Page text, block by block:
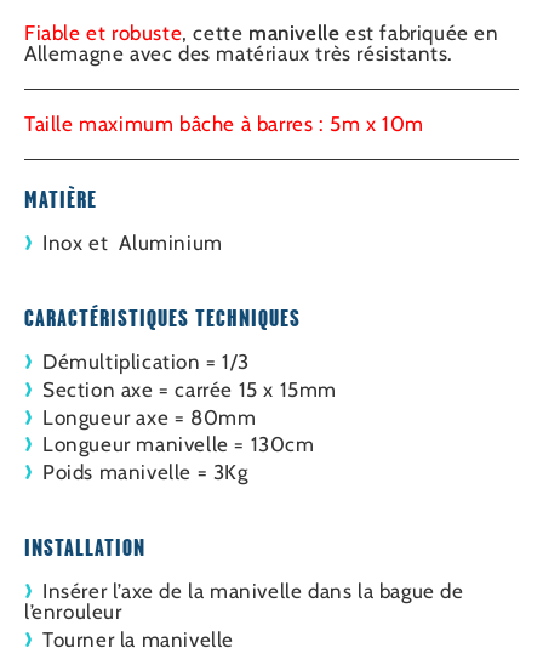
Fiable et robuste, cette manivelle est fabriquée en
Allemagne avec des matériaux très résistants.
Taille maximum bâche à barres : 5m x 10m
MATIÈRE
Inox et Aluminium
CARACTÉRISTIQUES TECHNIQUES
Démultiplication = 1/3
Section axe = carrée 15 x 15mm
Longueur axe = 80mm
Longueur manivelle = 130cm
Poids manivelle = 3Kg
INSTALLATION
Insérer l’axe de la manivelle dans la bague de
l’enrouleur
Tourner la manivelle